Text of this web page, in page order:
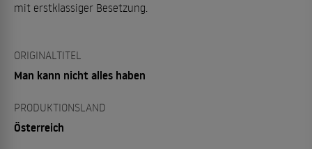
mit erstklassiger Besetzung.
ORIGINALTITEL
Man kann nicht alles haben
PRODUKTIONSLAND
Österreich